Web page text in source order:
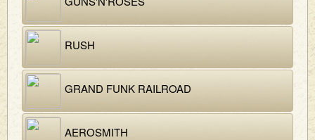
RUSH
GRAND FUNK RAILROAD
AEROSMITH